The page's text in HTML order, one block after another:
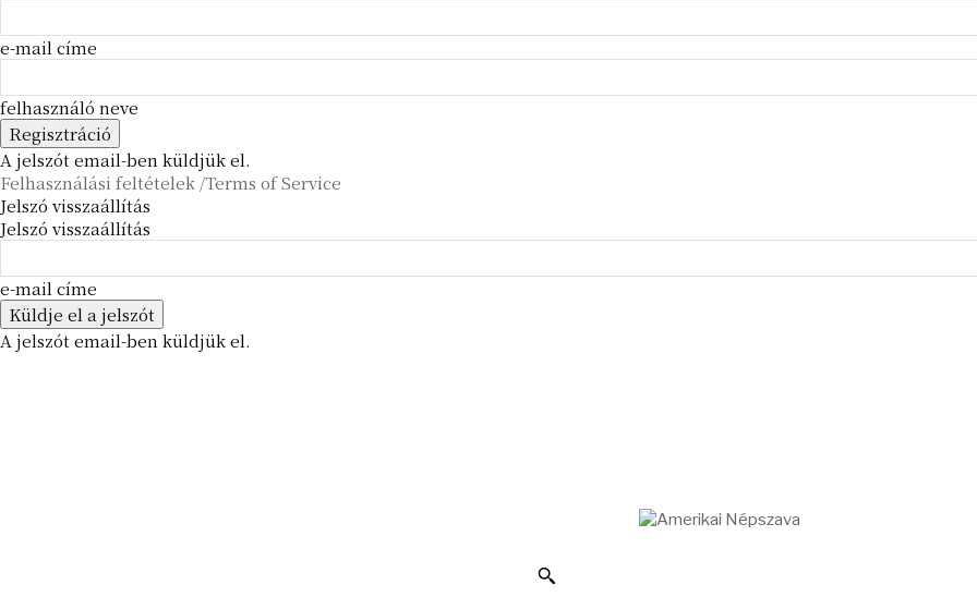
e-mail címe
felhasználó neve
A jelszót email-ben küldjük el.
Felhasználási feltételek /Terms of Service
Jelszó visszaállítás
Jelszó visszaállítás
e-mail címe
A jelszót email-ben küldjük el.